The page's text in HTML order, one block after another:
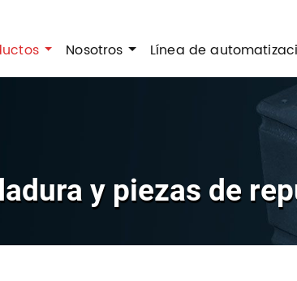
Nosotros Línea de
y piezas de